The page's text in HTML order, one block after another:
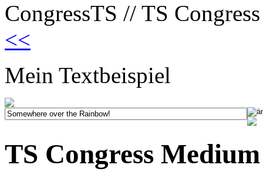
CongressTS // TS
<<
Mein Textbeispiel
TS Congress Medium